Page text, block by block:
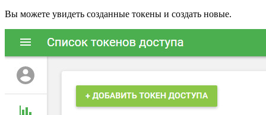
Вы можете увидеть созданные токены и создать новые.